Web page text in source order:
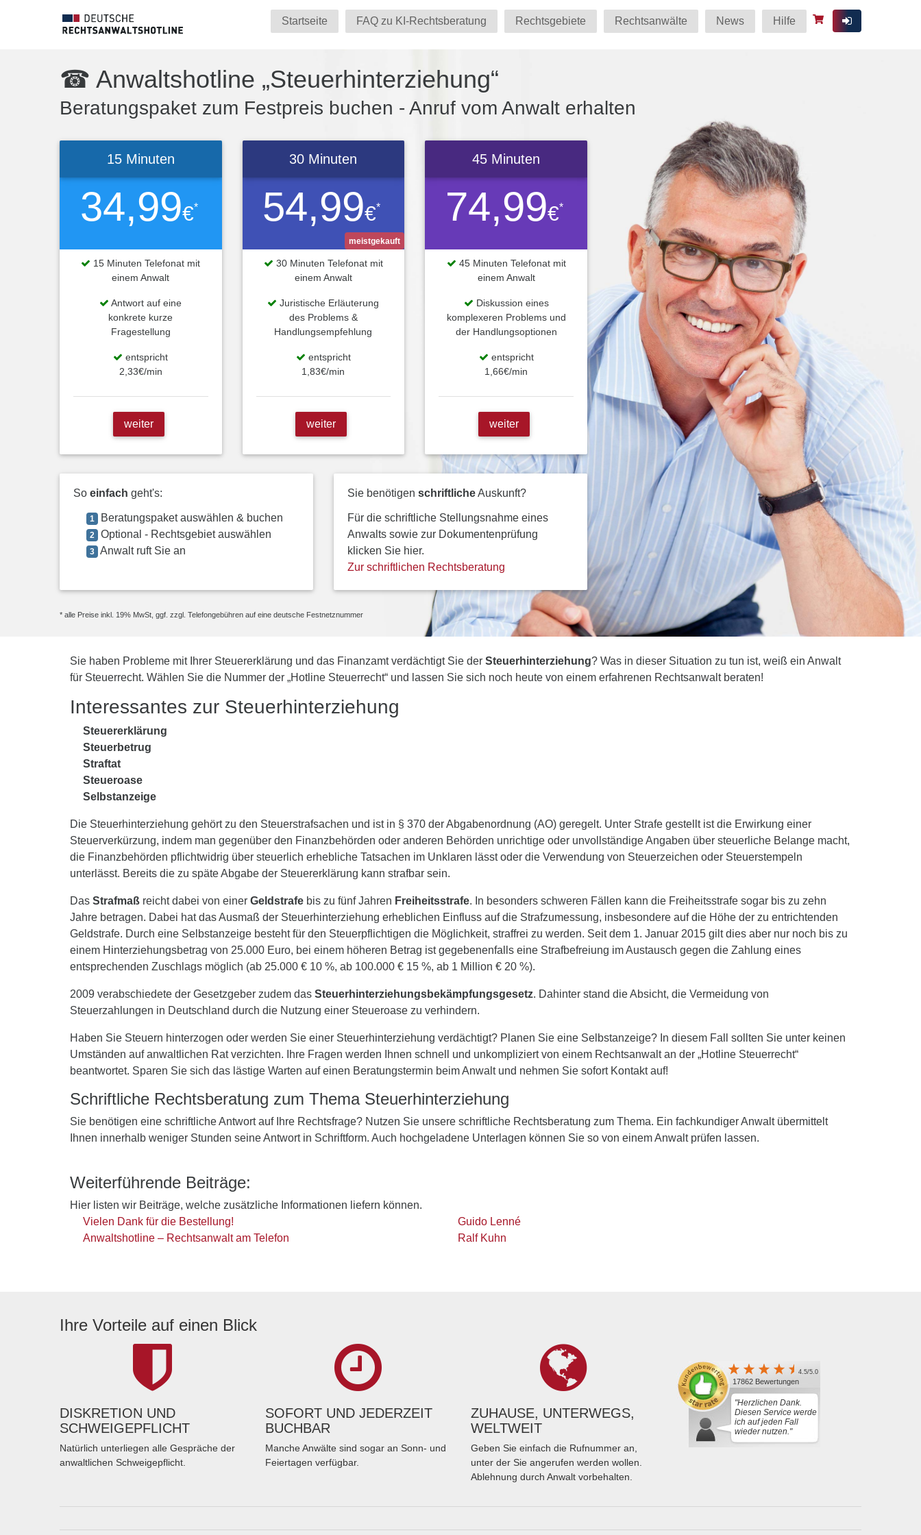
Startseite FAQ zu KI-Rechtsberatung Rechtsgebiete Rechtsanwälte News Hilfe
☎ Anwaltshotline „Steuerhinterziehung“
Beratungspaket zum Festpreis buchen - Anruf vom Anwalt erhalten
34,99€*
15 Minuten
15 Minuten Telefonat mit
einem Anwalt
Antwort auf eine
konkrete kurze
Fragestellung
entspricht
2,33€/min
weiter
54,99€*
30 Minuten
meistgekauft
30 Minuten Telefonat mit
einem Anwalt
Juristische Erläuterung
des Problems &
Handlungsempfehlung
entspricht
1,83€/min
weiter
74,99€*
45 Minuten
45 Minuten Telefonat mit
einem Anwalt
Diskussion eines
komplexeren Problems und
der Handlungsoptionen
entspricht
1,66€/min
weiter
So einfach geht's:
1 Beratungspaket auswählen & buchen
2 Optional - Rechtsgebiet auswählen
3 Anwalt ruft Sie an
Sie benötigen schriftlicheAuskunft?
Für die schriftliche Stellungsnahme eines
Anwalts sowie zur Dokumentenprüfung
klicken Sie hier.
Zur schriftlichen Rechtsberatung
* alle Preise inkl. 19% MwSt, ggf. zzgl. Telefongebühren auf eine deutsche Festnetznummer
Sie haben Probleme mit Ihrer Steuererklärung und das Finanzamt verdächtigt Sie der Steuerhinterziehung? Was in dieser Situation zu tun ist, weiß ein Anwalt
für Steuerrecht. Wählen Sie die Nummer der „Hotline Steuerrecht“ und lassen Sie sich noch heute von einem erfahrenen Rechtsanwalt beraten!
Interessantes zur Steuerhinterziehung
Steuererklärung
Steuerbetrug
Straftat
Steueroase
Selbstanzeige
Die Steuerhinterziehung gehört zu den Steuerstrafsachen und ist in § 370 der Abgabenordnung (AO) geregelt. Unter Strafe gestellt ist die Erwirkung einer
Steuerverkürzung, indem man gegenüber den Finanzbehörden oder anderen Behörden unrichtige oder unvollständige Angaben über steuerliche Belange macht,
die Finanzbehörden pflichtwidrig über steuerlich erhebliche Tatsachen im Unklaren lässt oder die Verwendung von Steuerzeichen oder Steuerstempeln
unterlässt. Bereits die zu späte Abgabe der Steuererklärung kann strafbar sein.
Das Strafmaß reicht dabei von einer Geldstrafe bis zu fünf Jahren Freiheitsstrafe. In besonders schweren Fällen kann die Freiheitsstrafe sogar bis zu zehn
Jahre betragen. Dabei hat das Ausmaß der Steuerhinterziehung erheblichen Einfluss auf die Strafzumessung, insbesondere auf die Höhe der zu entrichtenden
Geldstrafe. Durch eine Selbstanzeige besteht für den Steuerpflichtigen die Möglichkeit, straffrei zu werden. Seit dem 1. Januar 2015 gilt dies aber nur noch bis zu
einem Hinterziehungsbetrag von 25.000 Euro, bei einem höheren Betrag ist gegebenenfalls eine Strafbefreiung im Austausch gegen die Zahlung eines
entsprechenden Zuschlags möglich (ab 25.000 € 10 %, ab 100.000 € 15 %, ab 1 Million € 20 %).
2009 verabschiedete der Gesetzgeber zudem das Steuerhinterziehungsbekämpfungsgesetz. Dahinter stand die Absicht, die Vermeidung von
Steuerzahlungen in Deutschland durch die Nutzung einer Steueroase zu verhindern.
Haben Sie Steuern hinterzogen oder werden Sie einer Steuerhinterziehung verdächtigt? Planen Sie eine Selbstanzeige? In diesem Fall sollten Sie unter keinen
Umständen auf anwaltlichen Rat verzichten. Ihre Fragen werden Ihnen schnell und unkompliziert von einem Rechtsanwalt an der „Hotline Steuerrecht“
beantwortet. Sparen Sie sich das lästige Warten auf einen Beratungstermin beim Anwalt und nehmen Sie sofort Kontakt auf!
Schriftliche Rechtsberatung zum Thema Steuerhinterziehung
Sie benötigen eine schriftliche Antwort auf Ihre Rechtsfrage? Nutzen Sie unsere schriftliche Rechtsberatung zum Thema. Ein fachkundiger Anwalt übermittelt
Ihnen innerhalb weniger Stunden seine Antwort in Schriftform. Auch hochgeladene Unterlagen können Sie so von einem Anwalt prüfen lassen.
Weiterführende Beiträge:
Hier listen wir Beiträge, welche zusätzliche Informationen liefern können.
Vielen Dank für die Bestellung!
Anwaltshotline – Rechtsanwalt am Telefon
Guido Lenné
Ralf Kuhn
Ihre Vorteile auf einen Blick
DISKRETION UND
SCHWEIGEPFLICHT
Natürlich unterliegen alle Gespräche der
anwaltlichen Schweigepflicht.
SOFORT UND JEDERZEIT
BUCHBAR
Manche Anwälte sind sogar an Sonn- und
Feiertagen verfügbar.
ZUHAUSE, UNTERWEGS,
WELTWEIT
Geben Sie einfach die Rufnummer an,
unter der Sie angerufen werden wollen.
Ablehnung durch Anwalt vorbehalten.
4.5/5.0
17862 Bewertungen
"Herzlichen Dank.
Diesen Service werde
ich auf jeden Fall
wieder nutzen."